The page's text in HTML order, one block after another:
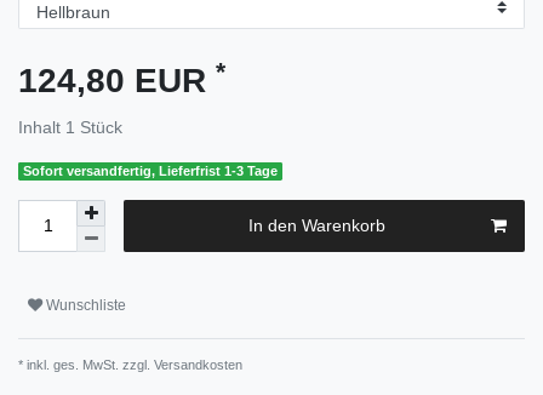
124,80 EUR *
Inhalt 1 Stück
Sofort versandfertig, Lieferfrist 1-3 Tage
In den Warenkorb
Wunschliste
* inkl. ges. MwSt. zzgl. Versandkosten